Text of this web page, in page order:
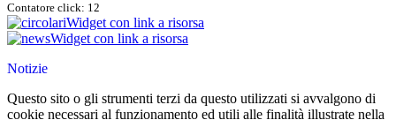
Contatore click: 12
Widget con link a risorsa
Widget con link a risorsa
Notizie
Questo sito o gli strumenti terzi da questo utilizzati si avvalgono di
cookie necessari al funzionamento ed utili alle finalità illustrate nella